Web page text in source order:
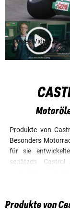
Dieses Video wird
Produkte von
Besonders
für sie
schätzen.
ausgiebige
Etwas Besseres
Produkte von